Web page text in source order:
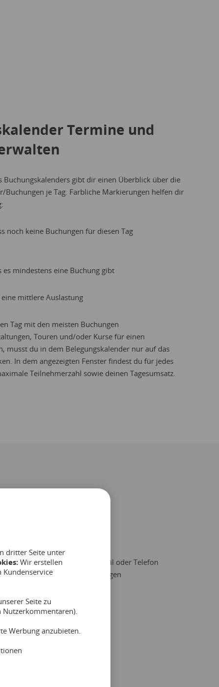
Termine und
Buchungskalenders gibt dir einen Überblick über die
Buchungen je Tag. Farbliche Markierungen helfen dir
noch keine Buchungen für diesen Tag
es mindestens eine Buchung gibt
mittlere Auslastung
Tag mit den meisten Buchungen
Touren und/oder Kurse für einen
musst du in dem Belegungskalender nur auf das
In dem angezeigten Fenster findest du für jedes
Teilnehmerzahl sowie deinen Tagesumsatz.
Teilnehmer, die per E-Mail oder Telefon
buchen, manuell hinzufügen
dritter Seite unter
Wir erstellen
Kundenservice
Seite zu
Werbung anzubieten.